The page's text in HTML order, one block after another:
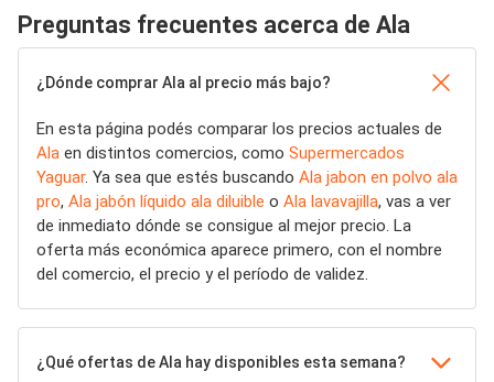
Preguntas frecuentes acerca de Ala
¿Dónde comprar Ala al precio más bajo?
En esta página podés comparar los precios actuales de
Ala en distintos comercios, como Supermercados
Yaguar. Ya sea que estés buscando Ala jabon en polvo ala
pro, Ala jabón líquido ala diluible o Ala lavavajilla, vas a ver
de inmediato dónde se consigue al mejor precio. La
oferta más económica aparece primero, con el nombre
del comercio, el precio y el período de validez.
¿Qué ofertas de Ala hay disponibles esta semana?